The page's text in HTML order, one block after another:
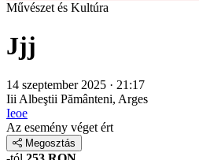
Művészet és Kultúra
Jjj
14 szeptember 2025 · 21:17
Iii Albeştii Pământeni, Arges
Ieoe
Az esemény véget ért
Megosztás